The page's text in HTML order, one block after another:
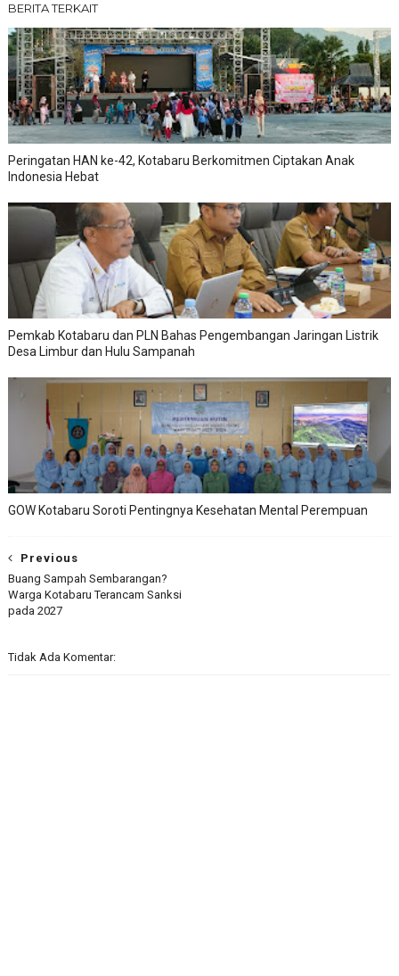
BERITA TERKAIT
Peringatan HAN ke-42, Kotabaru Berkomitmen Ciptakan Anak
Indonesia Hebat
Pemkab Kotabaru dan PLN Bahas Pengembangan Jaringan Listrik
Desa Limbur dan Hulu Sampanah
GOW Kotabaru Soroti Pentingnya Kesehatan Mental Perempuan
Previous
Buang Sampah Sembarangan?
Warga Kotabaru Terancam Sanksi
pada 2027
Tidak Ada Komentar: